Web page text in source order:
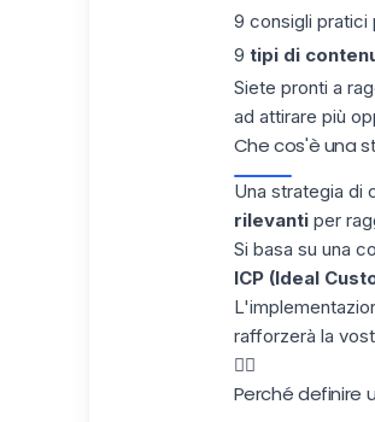
9 consigli pratici
9 tipi di
Siete pronti a
ad attirare più
Che cos'è una
Una strategia di
rilevantiper
Si basa su una
ICP (Ideal
rafforzerà la
👇🏼
Perché definire